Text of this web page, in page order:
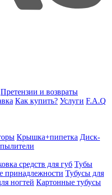
Претензии и возвраты
Как купить? Услуги F.A.Q
Крышка+пипетка Диск-
средств для губ Тубы
принадлежности Тубусы для
ногтей Картонные тубусы